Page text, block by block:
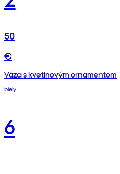
50
€
Váza s kvetinovým ornamentom
biely
6